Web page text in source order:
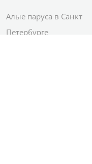
Алые паруса в Санкт
Петербурге